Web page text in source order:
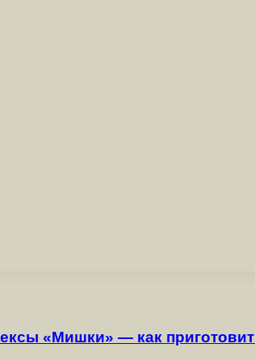
«Мишки» — как